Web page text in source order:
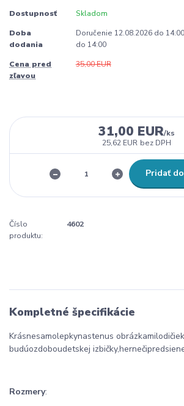
Dostupnosť Skladom
Doba
dodania
Doručenie 12.08.2026 do
do 14:00
Cena pred
zľavou
35,00 EUR
31,00 EUR/ks
25,62 EUR bez DPH
Pridať
Číslo
produktu:
4602
Kompletné špecifikácie
Krásnesamolepkynastenus obrázkamilodičiek
budúozdoboudetskej izbičky,herneči
Rozmery: